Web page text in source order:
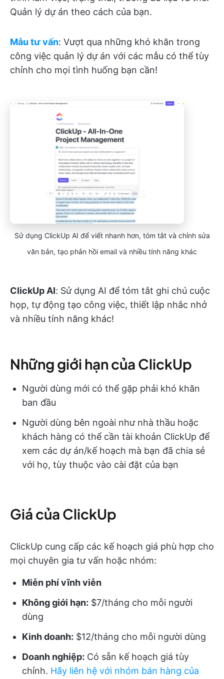
Quản lý dự án theo cách của bạn.
Mẫu tư vấn: Vượt qua những khó khăn trong
công việc quản lý dự án với các mẫu có thể tùy
chỉnh cho mọi tình huống bạn cần!
Sử dụng ClickUp AI để viết nhanh hơn, tóm tắt và chỉnh sửa
văn bản, tạo phản hồi email và nhiều tính năng khác
ClickUp AI: Sử dụng AI để tóm tắt ghi chú cuộc
họp, tự động tạo công việc, thiết lập nhắc nhở
và nhiều tính năng khác!
Những giới hạn của ClickUp
Người dùng mới có thể gặp phải khó khăn
ban đầu
Người dùng bên ngoài như nhà thầu hoặc
khách hàng có thể cần tài khoản ClickUp để
xem các dự án/kế hoạch mà bạn đã chia sẻ
với họ, tùy thuộc vào cài đặt của bạn
Giá của ClickUp
ClickUp cung cấp các kế hoạch giá phù hợp cho
mọi chuyên gia tư vấn hoặc nhóm:
Miễn phí vĩnh viễn
Không giới hạn: $7/tháng cho mỗi người
dùng
Kinh doanh: $12/tháng cho mỗi người dùng
Doanh nghiệp: Có sẵn kế hoạch giá tùy
chỉnh. Hãy liên hệ với nhóm bán hàng của